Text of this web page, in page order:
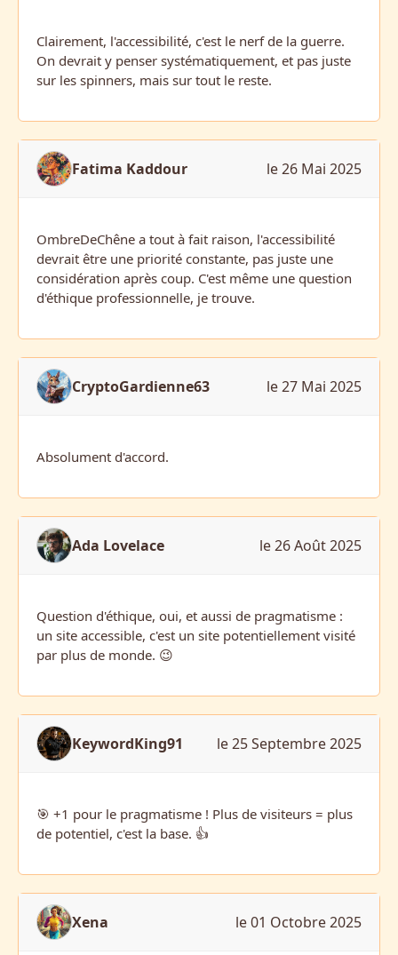
Clairement, l'accessibilité, c'est le nerf de la guerre.
On devrait y penser systématiquement, et pas juste
sur les spinners, mais sur tout le reste.
Fatima Kaddour le 26 Mai 2025
OmbreDeChêne a tout à fait raison, l'accessibilité
devrait être une priorité constante, pas juste une
considération après coup. C'est même une question
d'éthique professionnelle, je trouve.
CryptoGardienne63 le 27 Mai 2025
Absolument d'accord.
Ada Lovelace le 26 Août 2025
Question d'éthique, oui, et aussi de pragmatisme :
un site accessible, c'est un site potentiellement visité
par plus de monde. 😉
KeywordKing91 le 25 Septembre 2025
🎯 +1 pour le pragmatisme ! Plus de visiteurs = plus
de potentiel, c'est la base. 👍
Xena le 01 Octobre 2025